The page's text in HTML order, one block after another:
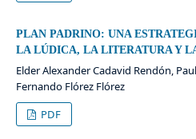
PLAN PADRINO: UNA
LA LÚDICA, LA LITERATURA Y
Elder Alexander Cadavid Rendón,
Fernando Flórez Flórez
PDF